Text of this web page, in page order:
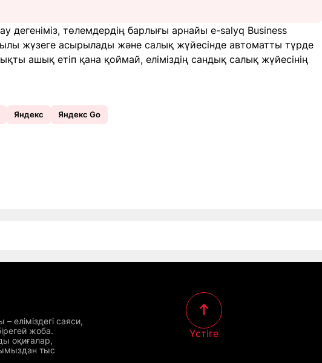
дегеніміз, төлемдердің барлығы арнайы e-salyq Business
жүзеге асырылады және салық жүйесінде автоматты түрде
ашық етіп қана қоймай, еліміздің сандық салық жүйесінің
Яндекс Яндекс Go
еліміздегі саяси,
жоба.
оқиғалар,
тыс
Үстіге